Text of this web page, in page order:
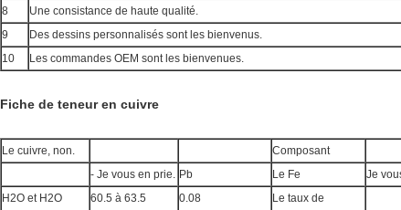
8
Une consistance de haute qualité.
9
Des dessins personnalisés sont les bienvenus.
10
Les commandes OEM sont les bienvenues.
Fiche de teneur en cuivre
Le cuivre, non.
Composant
- Je vous en prie. Pb Le Fe
Je
H2O et H2O
60.5 à 63.5 0.08
Le taux de